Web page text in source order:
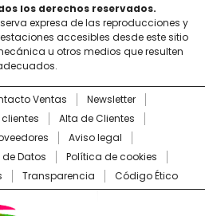
los derechos reservados.
expresa de las reproducciones y
accesibles desde este sitio
u otros medios que resulten
Ventas
Newsletter
Alta de Clientes
Aviso legal
Datos
Política de cookies
Transparencia Código Ético